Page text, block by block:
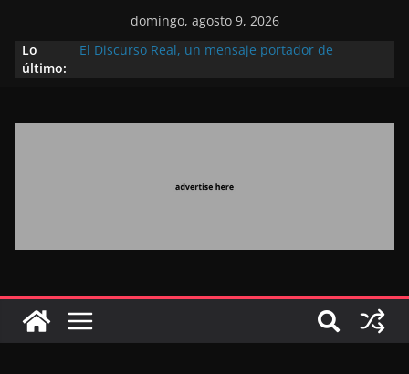
domingo, agosto 9, 2026
Lo
último:
El Discurso Real, un mensaje portador de
Extranjero: al servicio de los grandes proyectos de
Marruecos gracias a una visión estratégica
destinada a consolidar la posición de Marruecos
en una economía mundial competitiva (politólogo
marroquí-estadounidense)